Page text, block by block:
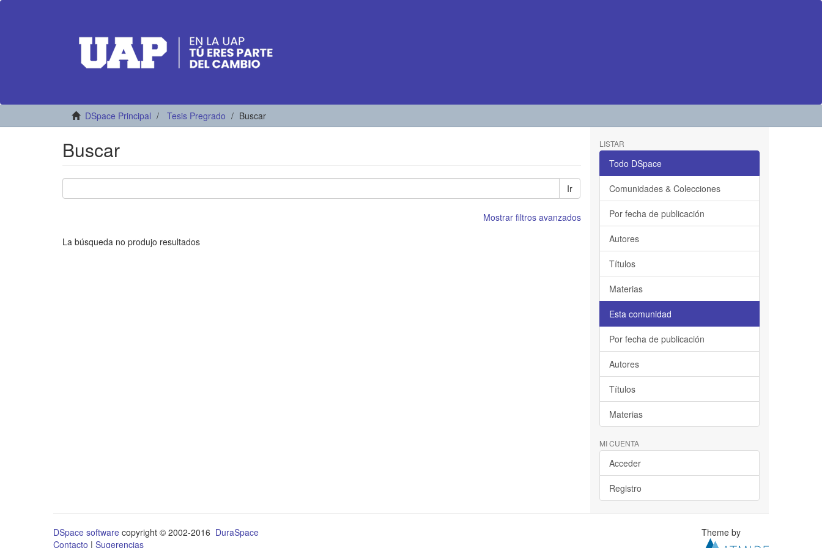
DSpace Principal Tesis Pregrado Buscar
Buscar
Ir
Mostrar filtros avanzados
La búsqueda no produjo resultados
LISTAR
Todo DSpace
Comunidades & Colecciones
Por fecha de publicación
Autores
Títulos
Materias
Esta comunidad
Por fecha de publicación
Autores
Títulos
Materias
MI CUENTA
Acceder
Registro
DSpace software copyright © 2002-2016 DuraSpace
Contacto | Sugerencias
Theme by